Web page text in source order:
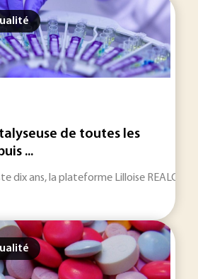
de toutes les
...
dix ans, la plateforme Lilloise